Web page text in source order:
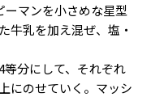
マンを小さめな星型
牛乳を加え混ぜ、塩・
分にして、それぞれ
にのせていく。マッシ